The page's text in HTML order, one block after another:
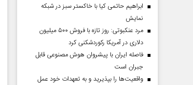
ابراهیم حاتمی کیا با خاکستر سبز در شبکه
نمایش
مرد عنکبوتی: روز تازه با فروش ۵۰۰ میلیون
دلاری در آمریکا رکوردشکنی کرد
فاصله ایران با پیشرو‌ان هوش مصنوعی قابل
جبران است
واقعیت‌ها را بپذیرید و به تعهدات خود عمل